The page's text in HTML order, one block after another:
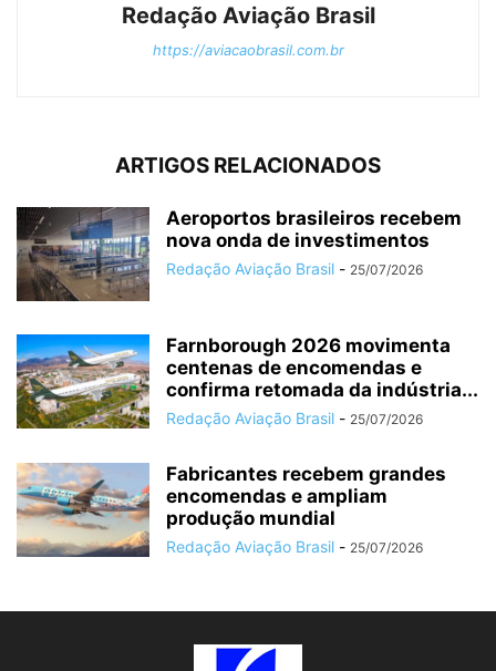
Redação Aviação Brasil
https://aviacaobrasil.com.br
ARTIGOS RELACIONADOS
Aeroportos brasileiros recebem
nova onda de investimentos
Redação Aviação Brasil - 25/07/2026
Farnborough 2026 movimenta
centenas de encomendas e
confirma retomada da indústria...
Redação Aviação Brasil - 25/07/2026
Fabricantes recebem grandes
encomendas e ampliam
produção mundial
Redação Aviação Brasil - 25/07/2026